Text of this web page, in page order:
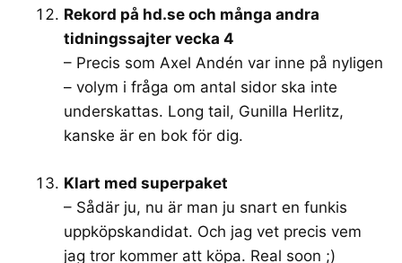
Rekord på hd.se och många andra
tidningssajter vecka 4
– Precis som Axel Andén var inne på nyligen
– volym i fråga om antal sidor ska inte
underskattas. Long tail, Gunilla Herlitz,
kanske är en bok för dig.
Klart med superpaket
– Sådär ju, nu är man ju snart en funkis
uppköpskandidat. Och jag vet precis vem
jag tror kommer att köpa. Real soon ;)